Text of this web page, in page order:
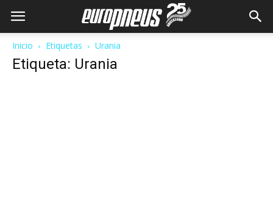
Inicio Etiquetas Urania
Etiqueta: Urania